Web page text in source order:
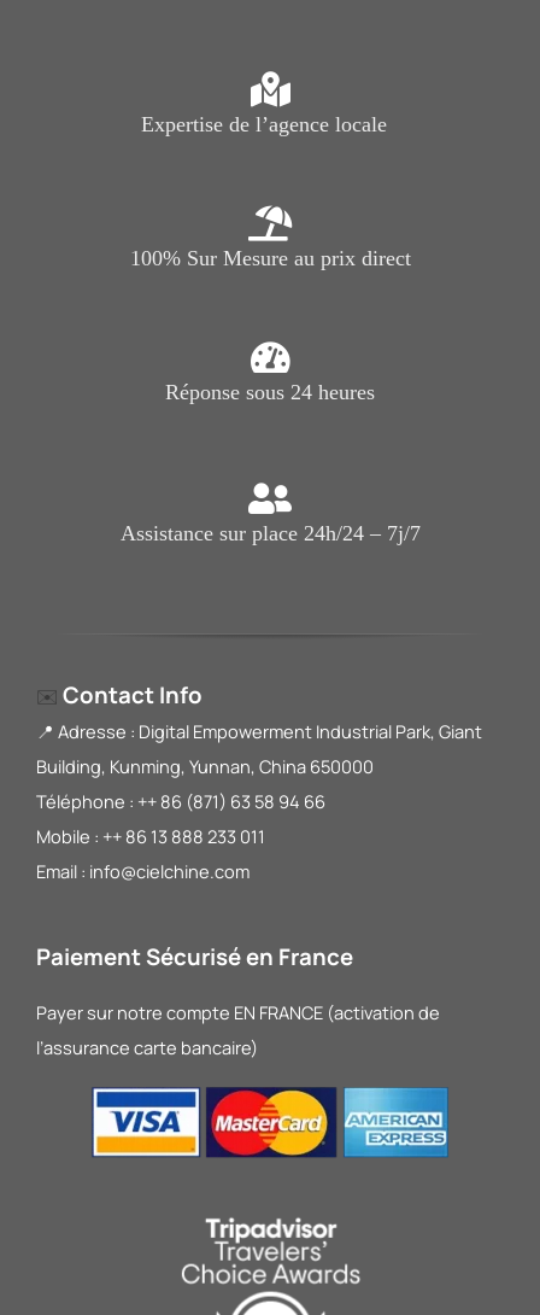
Expertise de l’agence locale
100% Sur Mesure au prix direct
Réponse sous 24 heures
Assistance sur place 24h/24 – 7j/7
✉️ Contact Info
📍 Adresse : Digital Empowerment Industrial Park, Giant
Building, Kunming, Yunnan, China 650000
Téléphone : ++ 86 (871) 63 58 94 66
Mobile : ++ 86 13 888 233 011
Email : info@cielchine.com
Paiement Sécurisé en France
Payer sur notre compte EN FRANCE (activation de
l’assurance carte bancaire)